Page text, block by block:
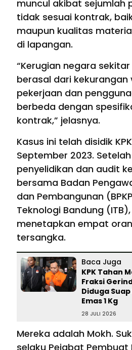
muncul akibat sejumlah
tidak sesuai kontrak,
maupun kualitas
di lapangan.
“Kerugian negara
berasal dari kekurangan
pekerjaan dan
berbeda dengan
kontrak,” jelasnya.
Kasus ini telah disidik
September 2023.
penyelidikan dan audit
bersama Badan
dan Pembangunan
Teknologi Bandung
menetapkan empat
tersangka.
Baca Juga
KPK Tahan
Fraksi
Diduga
Emas 1 Kg
28 JULI 2026
Mereka adalah Mokh.
selaku Pejabat Pembuat